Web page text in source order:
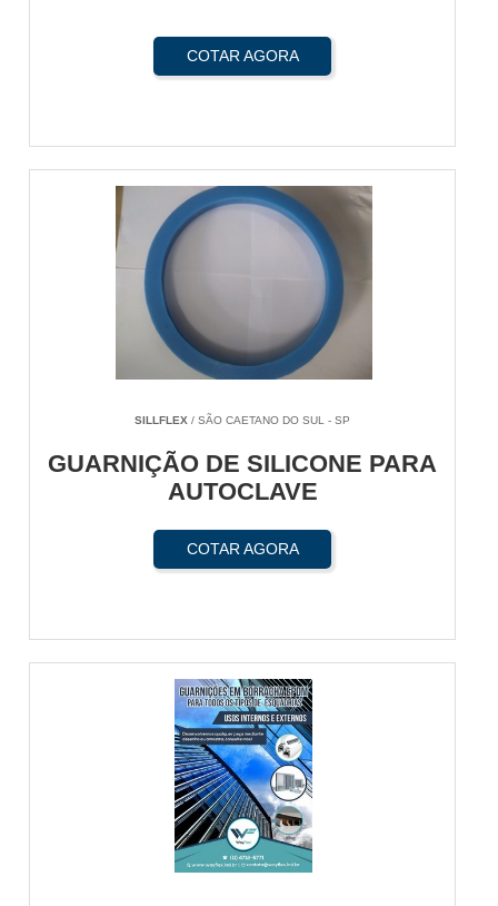
COTAR AGORA
SILLFLEX / SÃO CAETANO DO SUL - SP
GUARNIÇÃO DE SILICONE PARA
AUTOCLAVE
COTAR AGORA